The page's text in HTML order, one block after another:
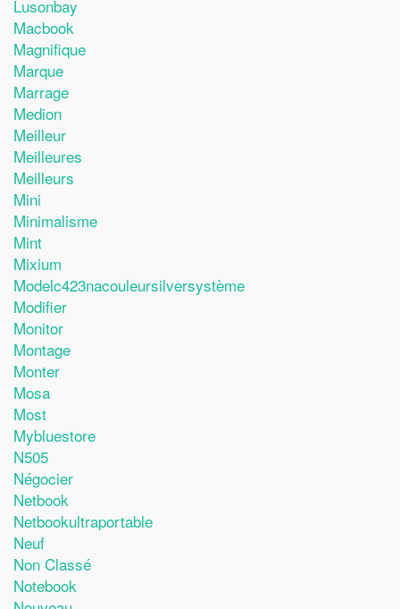
Lusonbay
Macbook
Magnifique
Marque
Marrage
Medion
Meilleur
Meilleures
Meilleurs
Mini
Minimalisme
Mint
Mixium
Modelc423nacouleursilversystème
Modifier
Monitor
Montage
Monter
Mosa
Most
Mybluestore
N505
Négocier
Netbook
Netbookultraportable
Neuf
Non Classé
Notebook